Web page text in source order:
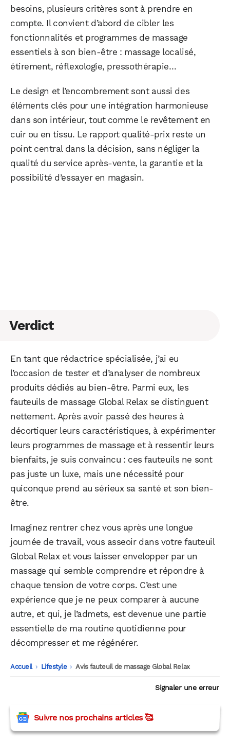
besoins, plusieurs critères sont à prendre en
compte. Il convient d’abord de cibler les
fonctionnalités et programmes de massage
essentiels à son bien-être : massage localisé,
étirement, réflexologie, pressothérapie…
Le design et l’encombrement sont aussi des
éléments clés pour une intégration harmonieuse
dans son intérieur, tout comme le revêtement en
cuir ou en tissu. Le rapport qualité-prix reste un
point central dans la décision, sans négliger la
qualité du service après-vente, la garantie et la
possibilité d’essayer en magasin.
Verdict
En tant que rédactrice spécialisée, j’ai eu
l’occasion de tester et d’analyser de nombreux
produits dédiés au bien-être. Parmi eux, les
fauteuils de massage Global Relax se distinguent
nettement. Après avoir passé des heures à
décortiquer leurs caractéristiques, à expérimenter
leurs programmes de massage et à ressentir leurs
bienfaits, je suis convaincu : ces fauteuils ne sont
pas juste un luxe, mais une nécessité pour
quiconque prend au sérieux sa santé et son bien-
être.
Imaginez rentrer chez vous après une longue
journée de travail, vous asseoir dans votre fauteuil
Global Relax et vous laisser envelopper par un
massage qui semble comprendre et répondre à
chaque tension de votre corps. C’est une
expérience que je ne peux comparer à aucune
autre, et qui, je l’admets, est devenue une partie
essentielle de ma routine quotidienne pour
décompresser et me régénérer.
Accueil -
Lifestyle -
Avis fauteuil de massage Global Relax
Signaler une erreur
Suivre nos prochains articles 🥰